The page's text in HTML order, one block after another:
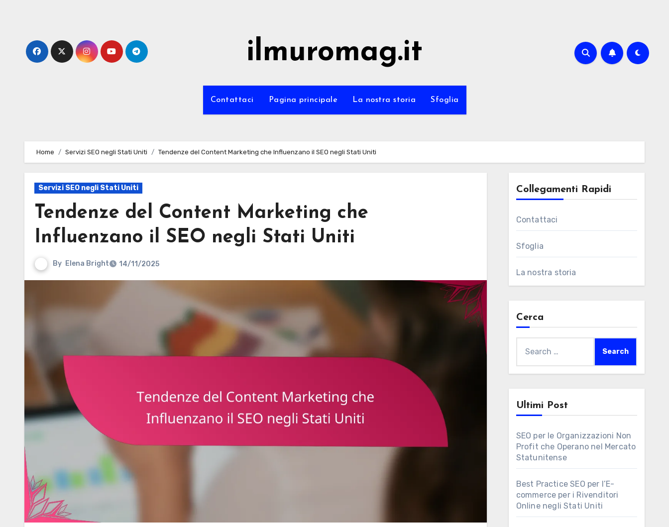
ilmuromag.it
Contattaci Pagina principale La nostra storia Sfoglia
Home Servizi SEO negli Stati Uniti Tendenze del Content Marketing che Influenzano il SEO negli Stati Uniti
Servizi SEO negli Stati Uniti
Tendenze del Content Marketing che
Influenzano il SEO negli Stati Uniti
By Elena Bright 14/11/2025
Collegamenti Rapidi
Contattaci
Sfoglia
La nostra storia
Cerca
for:
Ultimi Post
SEO per le Organizzazioni Non
Profit che Operano nel Mercato
Statunitense
Best Practice SEO per l’E-
commerce per i Rivenditori
Online negli Stati Uniti